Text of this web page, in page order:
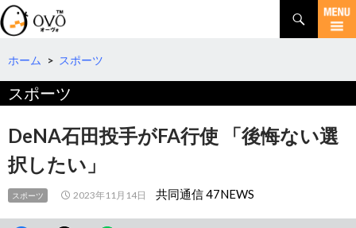
検
索
コ
テ
へ
移
動
ホーム > スポーツ
スポーツ
DeNA石田投手がFA行使 「後悔ない選
択したい」
スポーツ 2023年11月14日 共同通信 47NEWS